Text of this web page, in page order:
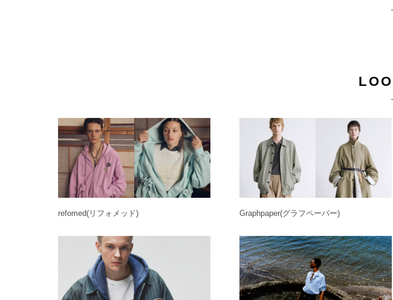
refomed(リフォメッド) Graphpaper(グラフペーパー)